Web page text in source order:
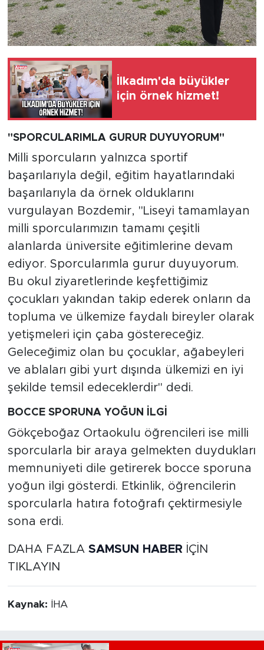
İlkadım'da büyükler
için örnek hizmet!
"SPORCULARIMLA GURUR DUYUYORUM"
Milli sporcuların yalnızca sportif
başarılarıyla değil, eğitim hayatlarındaki
başarılarıyla da örnek olduklarını
vurgulayan Bozdemir, "Liseyi tamamlayan
milli sporcularımızın tamamı çeşitli
alanlarda üniversite eğitimlerine devam
ediyor. Sporcularımla gurur duyuyorum.
Bu okul ziyaretlerinde keşfettiğimiz
çocukları yakından takip ederek onların da
topluma ve ülkemize faydalı bireyler olarak
yetişmeleri için çaba göstereceğiz.
Geleceğimiz olan bu çocuklar, ağabeyleri
ve ablaları gibi yurt dışında ülkemizi en iyi
şekilde temsil edeceklerdir" dedi.
BOCCE SPORUNA YOĞUN İLGİ
Gökçeboğaz Ortaokulu öğrencileri ise milli
sporcularla bir araya gelmekten duydukları
memnuniyeti dile getirerek bocce sporuna
yoğun ilgi gösterdi. Etkinlik, öğrencilerin
sporcularla hatıra fotoğrafı çektirmesiyle
sona erdi.
DAHA FAZLA SAMSUN HABER İÇİN
TIKLAYIN
Kaynak: İHA